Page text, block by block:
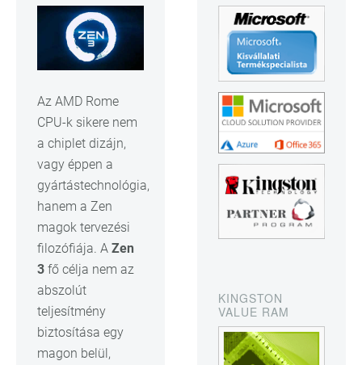
Az AMD Rome
CPU-k sikere nem
a chiplet dizájn,
vagy éppen a
gyártástechnológia,
hanem a Zen
magok tervezési
filozófiája. A Zen
3 fő célja nem az
abszolút
teljesítmény
biztosítása egy
magon belül,
KINGSTON
VALUE RAM